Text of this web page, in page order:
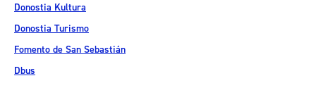
Donostia Kultura
Donostia Turismo
Fomento de San Sebastián
Dbus